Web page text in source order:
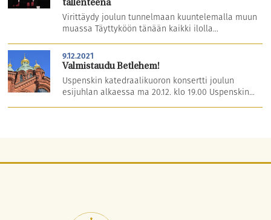
Yhteystiedottallenteena
Virittäydy joulun tunnelmaan kuuntelemalla muun
muassa Täyttyköön tänään kaikki ilolla...
9.12.2021
Valmistaudu Betlehem!
Uspenskin katedraalikuoron konsertti joulun
esijuhlan alkaessa ma 20.12. klo 19.00 Uspenskin...